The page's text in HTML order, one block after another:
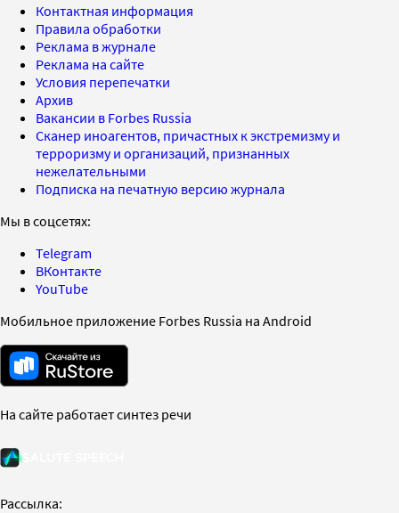
Контактная информация
Правила обработки
Реклама в журнале
Реклама на сайте
Условия перепечатки
Архив
Вакансии в Forbes Russia
Сканер иноагентов, причастных к экстремизму и
терроризму и организаций, признанных
нежелательными
Подписка на печатную версию журнала
Мы в соцсетях:
Telegram
ВКонтакте
YouTube
Мобильное приложение Forbes Russia на Android
На сайте работает синтез речи
Рассылка: